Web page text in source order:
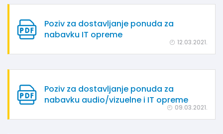
Poziv za dostavljanje ponuda za
nabavku IT opreme
12.03.2021.
Poziv za dostavljanje ponuda za
nabavku audio/vizuelne i IT opreme
09.03.2021.